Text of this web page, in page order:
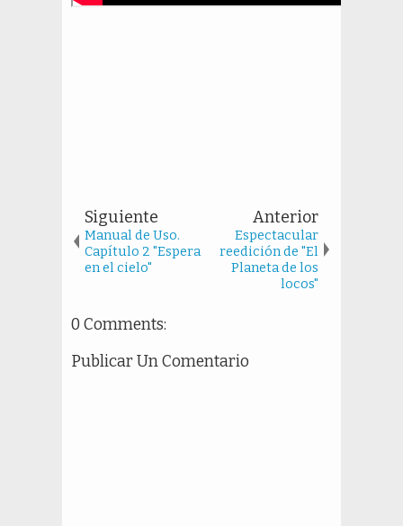
Siguiente
Manual de Uso.
Capítulo 2 "Espera
en el cielo"
Anterior
Espectacular
reedición de "El
Planeta de los
locos"
0 Comments:
Publicar Un Comentario